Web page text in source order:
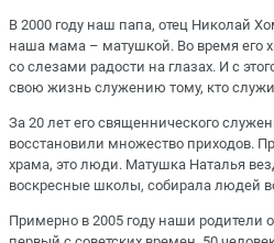
В 2000 году наш папа, отец Николай
наша мама – матушкой. Во время его
со слезами радости на глазах. И с
свою жизнь служению тому, кто
За 20 лет его священнического
восстановили множество приходов.
храма, это люди. Матушка Наталья
воскресные школы, собирала людей
Примерно в 2005 году наши родители